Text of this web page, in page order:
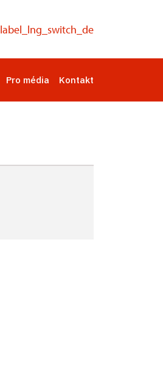
label_lng_switch_de
Pro média Kontakt